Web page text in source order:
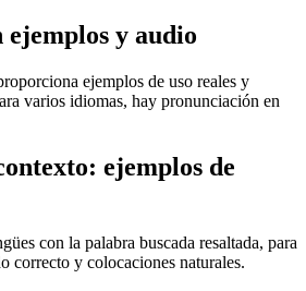
y audio
ejemplos de uso reales y
varios idiomas, hay pronunciación en
ejemplos de
con la palabra buscada resaltada, para
correcto y colocaciones naturales.